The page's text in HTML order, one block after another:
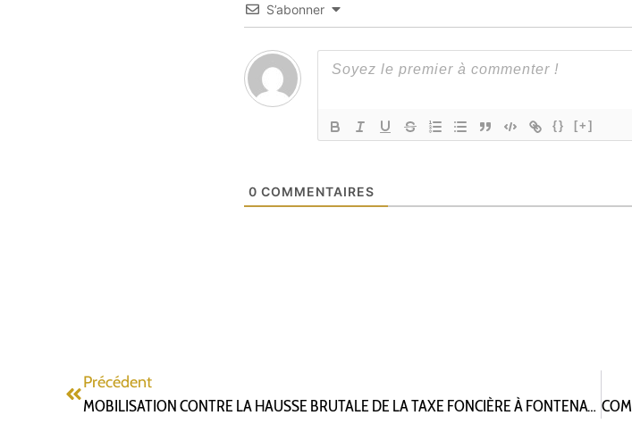
S’abonner
{} [+]
0 COMMENTAIRES
Précédent
MOBILISATION CONTRE LA HAUSSE BRUTALE DE LA TAXE FONCIÈRE À FONTENAY-AUX-ROSES